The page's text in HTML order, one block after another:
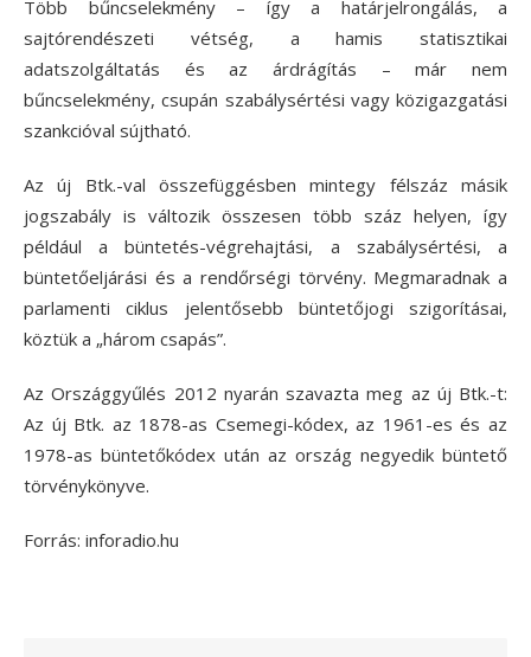
Több bűncselekmény – így a határjelrongálás, a
sajtórendészeti vétség, a hamis statisztikai
adatszolgáltatás és az árdrágítás – már nem
bűncselekmény, csupán szabálysértési vagy közigazgatási
szankcióval sújtható.
Az új Btk.-val összefüggésben mintegy félszáz másik
jogszabály is változik összesen több száz helyen, így
például a büntetés-végrehajtási, a szabálysértési, a
büntetőeljárási és a rendőrségi törvény. Megmaradnak a
parlamenti ciklus jelentősebb büntetőjogi szigorításai,
köztük a „három csapás”.
Az Országgyűlés 2012 nyarán szavazta meg az új Btk.-t:
Az új Btk. az 1878-as Csemegi-kódex, az 1961-es és az
1978-as büntetőkódex után az ország negyedik büntető
törvénykönyve.
Forrás: inforadio.hu